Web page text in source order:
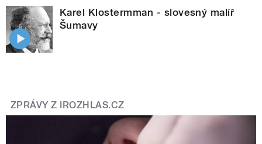
Karel Klostermman - slovesný malíř
Šumavy
ZPRÁVY Z IROZHLAS.CZ